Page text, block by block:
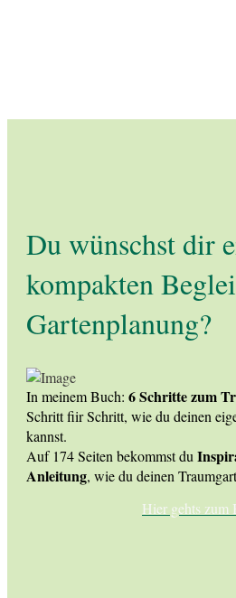
Du wünschst dir
kompakten
Gartenplanung?
In meinem Buch: 6 Schritte zum
Schritt fiir Schritt, wie du deinen
kannst.
Auf 174 Seiten bekommst du
Anleitung, wie du deinen
Hier gehts zum